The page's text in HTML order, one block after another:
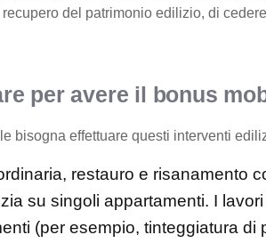
del patrimonio edilizio, di
per avere il bonus
bisogna effettuare questi interventi
restauro e risanamento
su singoli appartamenti. I
(per esempio, tinteggiatura di